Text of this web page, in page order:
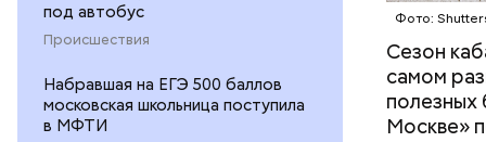
под автобус
Происшествия
Набравшая на ЕГЭ 500 баллов
московская школьница поступила
в МФТИ
Фото:
Сезон
самом
полезных
Москве»
плода.